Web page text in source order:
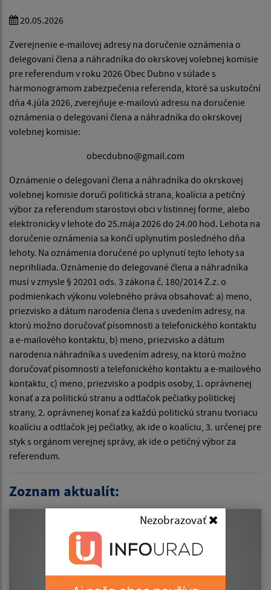
Nezobrazovať
20.05.2026
Zverejnenie e-mailovej adresy na doručenie oznámenia o
delegovaní člena a náhradníka do okrskovej volebnej komisie
pre referendum v roku 2026 Obec Dubno v súlade s
harmonogramom zabezpečenia referenda, ktoré sa uskutoční
dňa 4.júla 2026, zverejňuje e-mailovú adresu na doručenie
oznámenia o delegovaní člena a náhradníka do okrskovej
volebnej komisie:
obecdubno@gmail.com
Oznámenie o delegovaní člena a náhradníka do okrskovej
volebnej komisie doručí politická strana, koalícia a petičný
výbor za referendum starostovi obci v listinnej forme, alebo
elektronicky v lehote do 25.mája 2026 do 24.00 hod. Lehota na
doručenie oznámenia sa končí uplynutím posledného dňa
lehoty. Na oznámenia doručené po uplynutí tejto lehoty sa
neprihliada. Oznámenie do delegované člena a náhradníka
musí v zmysle § 20201 ods. 3 zákona č. 180/2014 Z.z. o
podmienkach výkonu volebného práva obsahovať: a) meno,
priezvisko a dátum narodenia člena s uvedením adresy, na
ktorú možno doručovať písomnosti a telefonického kontaktu
a e-mailového kontaktu, b) meno, priezvisko a dátum
narodenia náhradníka s uvedením adresy, na ktorú možno
doručovať písomnosti a telefonického kontaktu a e-mailového
kontaktu, c) meno, priezvisko a podpis osoby, 1. oprávnenej
konať a za politickú stranu a odtlačok pečiatky politickej
strany, 2. oprávnenej konať za každú politickú stranu tvoriacu
koalíciu a odtlačok jej pečiatky, ak ide o koalíciu, 3. určenej pre
styk s orgánom verejnej správy, ak ide o petičný výbor za
referendum.
Zoznam aktualít: